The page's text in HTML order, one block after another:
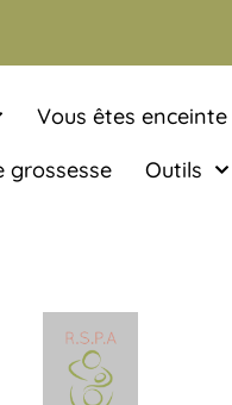
Vous êtes enceinte
grossesse
Outils